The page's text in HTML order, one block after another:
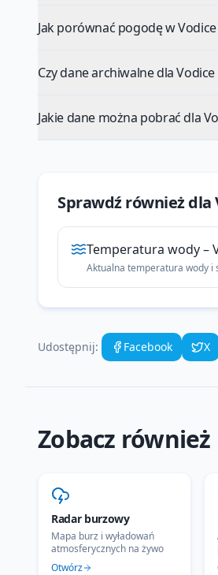
Jak porównać pogodę w
Czy dane archiwalne dla Vodice
Jakie dane można pobrać dla
Sprawdź również dla
Temperatura wody–
Aktualna temperatura wody i
Udostępnij: Facebook X
Zobacz również
Radar burzowy
Mapa burz i wyładowań
atmosferycznych na żywo
Otwórz